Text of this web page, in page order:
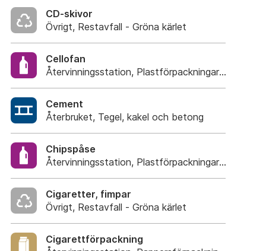
CD-skivor
Övrigt, Restavfall - Gröna kärlet
Cellofan
Återvinningsstation, Plastförpackningar. Eller
Cement
Återbruket, Tegel, kakel och betong
Chipspåse
Återvinningsstation, Plastförpackningar. Eller
Cigaretter, fimpar
Övrigt, Restavfall - Gröna kärlet
Cigarettförpackning